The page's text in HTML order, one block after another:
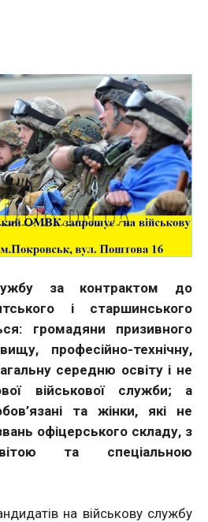
за контрактом до
і старшинського
громадяни призивного
професійно-технічну,
середню освіту і не
військової служби; а
та жінки, які не
офіцерського складу, з
та спеціальною
на військову службу